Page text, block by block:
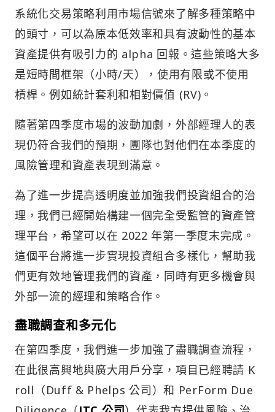
系統化交易策略利用市場信號來了解多種策略中
的頭寸，可以為原本低效率和具有波動性的基本
資產提供有吸引力的 alpha 回報。這些策略大多
是短時間框架（小時/天），使用有限或不使用
槓桿。例如統計套利和相對價值 (RV)。
隨著第四季度市場的波動加劇，外部經理人的表
現仍符合我們的預期，團隊也對他們在本季度的
風險管理和資產表現到滿意。
為了進一步提高透明度並加強我們投資組合的治
理，我們已經開始構建一個完全受監管的資產管
理平台，希望可以在 2022 年第一季度末完成。
這個平台將進一步實現投資組合多樣化，幫助我
們更有效地管理我們的資產，同時有更多機會與
外部一流的經理和策略合作。
盡職調查和多元化
在第四季度，我們進一步加強了盡職調查流程，
在此很高興地與廣大用戶分享，項目已經聘請 K
roll（Duff & Phelps 公司）和 PerForm Due